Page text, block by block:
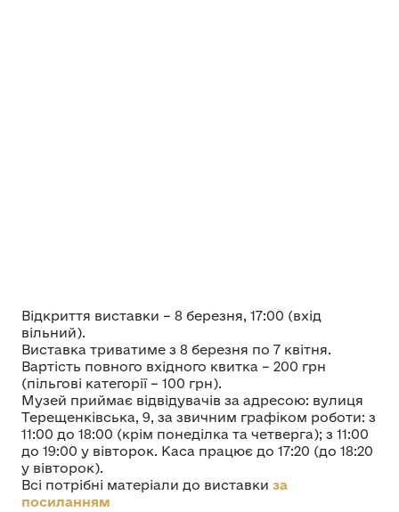
Відкриття виставки – 8 березня, 17:00 (вхід
вільний).
Виставка триватиме з 8 березня по 7 квітня.
Вартість повного вхідного квитка – 200 грн
(пільгові категорії – 100 грн).
Музей приймає відвідувачів за адресою: вулиця
Терещенківська, 9, за звичним графіком роботи: з
11:00 до 18:00 (крім понеділка та четверга); з 11:00
до 19:00 у вівторок. Каса працює до 17:20 (до 18:20
у вівторок).
Всі потрібні матеріали до виставки за
посиланням